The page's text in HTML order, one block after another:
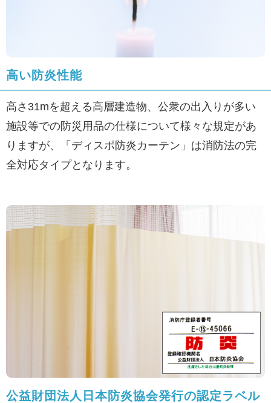
高い防炎性能
高さ31mを超える高層建造物、公衆の出入りが多い
施設等での防災用品の仕様について様々な規定があ
りますが、「ディスポ防炎カーテン」は消防法の完
全対応タイプとなります。
公益財団法人日本防炎協会発行の認定ラベル